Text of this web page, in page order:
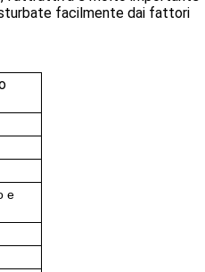
facilmente dai fattori
e